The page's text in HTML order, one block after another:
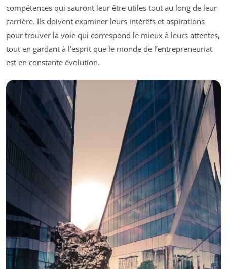
compétences qui sauront leur être utiles tout au long de leur
carrière. Ils doivent examiner leurs intérêts et aspirations
pour trouver la voie qui correspond le mieux à leurs attentes,
tout en gardant à l’esprit que le monde de l’entrepreneuriat
est en constante évolution.